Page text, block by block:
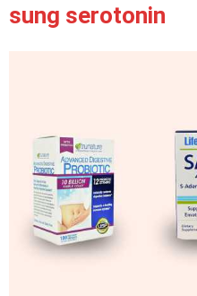
sung serotonin